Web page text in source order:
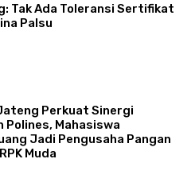
Tak Ada Toleransi Sertifikat
Palsu
Perkuat Sinergi
Polines, Mahasiswa
Jadi Pengusaha Pangan
Muda